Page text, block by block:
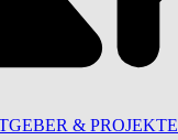
& PROJEKTE